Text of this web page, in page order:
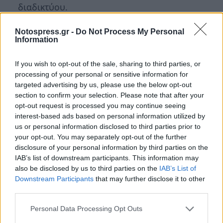
Notospress.gr - Do Not Process My Personal
Information
If you wish to opt-out of the sale, sharing to third parties, or
processing of your personal or sensitive information for
targeted advertising by us, please use the below opt-out
section to confirm your selection. Please note that after your
opt-out request is processed you may continue seeing
interest-based ads based on personal information utilized by
us or personal information disclosed to third parties prior to
your opt-out. You may separately opt-out of the further
disclosure of your personal information by third parties on the
IAB’s list of downstream participants. This information may
also be disclosed by us to third parties on the IAB’s List of
Downstream Participants that may further disclose it to other
Personal Data Processing Opt Outs
διαδικτύου.
Οι κυρώσεις που αφορούν στις χρηματικές
ποινές που δύναται η Επίτροπος να επιβάλει
στα €10,000,000 και €20,000,000 σε κάποιες
περιπτώσεις και στο 2% και 4% αντίστοιχα της
ετήσιας δραστηριότητας της εταιρείας κατά τον
προηγούμενο χρόνο ότι κάθε φορά είναι
ψηλότερο.
Βεβαίως κάποια από τα αδικήματα που αφορούν
σε παραβιάσεις προσωπικών δεδομένων έχουν
ποινική χροιάκαι οδηγούνται στο Δικαστήριο.
Κανονισμού Προστασίας Δεδομένων,